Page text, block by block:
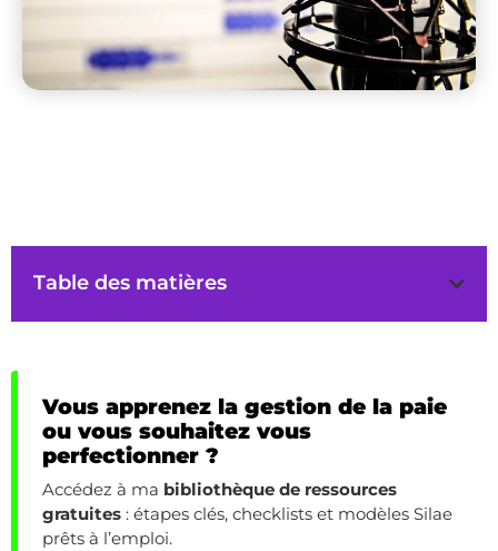
Table des matières
Vous apprenez la gestion de la paie
ou vous souhaitez vous
perfectionner ?
Accédez à ma bibliothèque de ressources
gratuites : étapes clés, checklists et modèles Silae
prêts à l’emploi.